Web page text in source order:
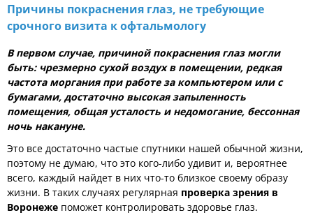
Причины покраснения глаз, не требующие
срочного визита к офтальмологу
В первом случае, причиной покраснения глаз могли
быть: чрезмерно сухой воздух в помещении, редкая
частота моргания при работе за компьютером или с
бумагами, достаточно высокая запыленность
помещения, общая усталость и недомогание, бессонная
ночь накануне.
Это все достаточно частые спутники нашей обычной жизни,
поэтому не думаю, что это кого-либо удивит и, вероятнее
всего, каждый найдет в них что-то близкое своему образу
жизни. В таких случаях регулярная проверка зрения в
Воронеже поможет контролировать здоровье глаз.